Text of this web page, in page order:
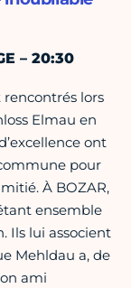
– 20:30
lors
Elmau en
ont
pour
À BOZAR,
ensemble
Ils lui associent
Mehldau a, de
ami